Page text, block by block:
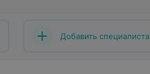
Добавить специалиста